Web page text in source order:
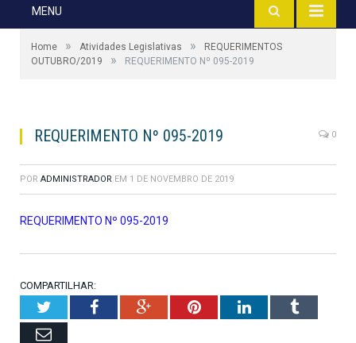
MENU
Home » Atividades Legislativas »
REQUERIMENTOS
OUTUBRO/2019
» REQUERIMENTO Nº 095-2019
REQUERIMENTO Nº 095-2019 0
POR ADMINISTRADOR EM 1 DE NOVEMBRO DE 2019
REQUERIMENTO Nº 095-2019
COMPARTILHAR:
TwitterFacebookGoogle+PinterestLinkedInTumblr
Email